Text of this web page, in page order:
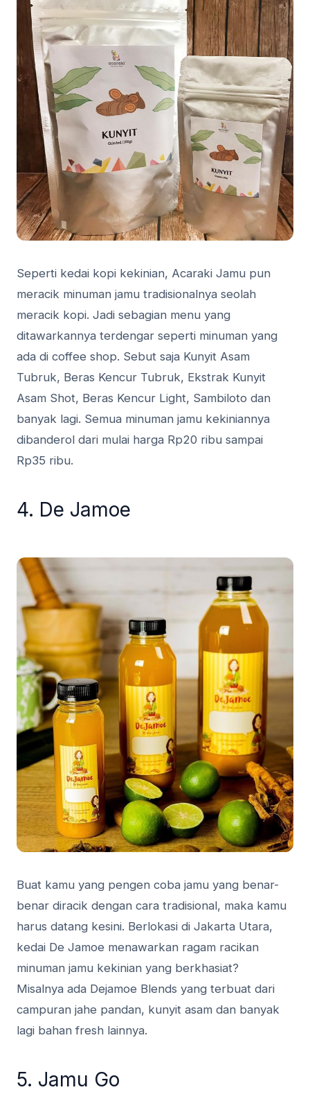
Seperti kedai kopi kekinian, Acaraki Jamu pun
meracik minuman jamu tradisionalnya seolah
meracik kopi. Jadi sebagian menu yang
ditawarkannya terdengar seperti minuman yang
ada di coffee shop. Sebut saja Kunyit Asam
Tubruk, Beras Kencur Tubruk, Ekstrak Kunyit
Asam Shot, Beras Kencur Light, Sambiloto dan
banyak lagi. Semua minuman jamu kekiniannya
dibanderol dari mulai harga Rp20 ribu sampai
Rp35 ribu.
4. De Jamoe
Buat kamu yang pengen coba jamu yang benar-
benar diracik dengan cara tradisional, maka kamu
harus datang kesini. Berlokasi di Jakarta Utara,
kedai De Jamoe menawarkan ragam racikan
minuman jamu kekinian yang berkhasiat?
Misalnya ada Dejamoe Blends yang terbuat dari
campuran jahe pandan, kunyit asam dan banyak
lagi bahan fresh lainnya.
5. Jamu Go